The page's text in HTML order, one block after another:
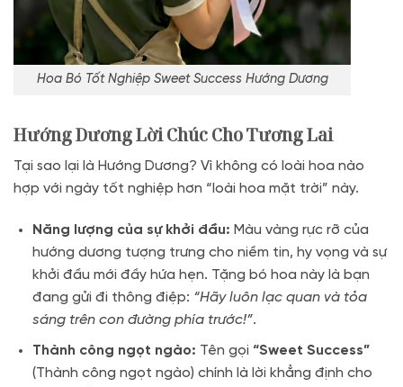
Hoa Bó Tốt Nghiệp Sweet Success Hướng Dương
Hướng Dương Lời Chúc Cho Tương Lai
Tại sao lại là Hướng Dương? Vì không có loài hoa nào
hợp với ngày tốt nghiệp hơn “loài hoa mặt trời” này.
Năng lượng của sự khởi đầu: Màu vàng rực rỡ của
hướng dương tượng trưng cho niềm tin, hy vọng và sự
khởi đầu mới đầy hứa hẹn. Tặng bó hoa này là bạn
đang gửi đi thông điệp: “Hãy luôn lạc quan và tỏa
sáng trên con đường phía trước!”.
Thành công ngọt ngào: Tên gọi “Sweet Success”
(Thành công ngọt ngào) chính là lời khẳng định cho